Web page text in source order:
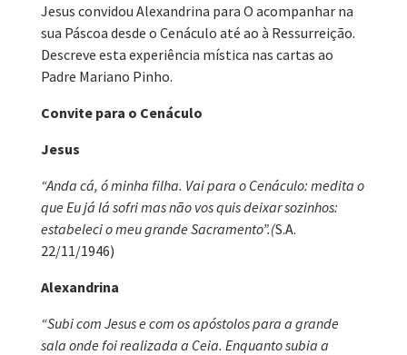
Jesus convidou Alexandrina para O acompanhar na
sua Páscoa desde o Cenáculo até ao à Ressurreição.
Descreve esta experiência mística nas cartas ao
Padre Mariano Pinho.
Convite para o Cenáculo
Jesus
“Anda cá, ó minha filha. Vai para o Cenáculo: medita o
que Eu já lá sofri mas não vos quis deixar sozinhos:
estabeleci o meu grande Sacramento”.(S.A.
22/11/1946)
Alexandrina
“Subi com Jesus e com os apóstolos para a grande
sala onde foi realizada a Ceia. Enquanto subia a